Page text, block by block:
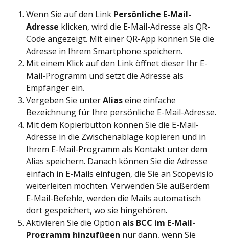
Wenn Sie auf den Link Persönliche E-Mail-
Adresse klicken, wird die E-Mail-Adresse als QR-
Code angezeigt. Mit einer QR-App können Sie die
Adresse in Ihrem Smartphone speichern.
Mit einem Klick auf den Link öffnet dieser Ihr E-
Mail-Programm und setzt die Adresse als
Empfänger ein.
Vergeben Sie unter Alias eine einfache
Bezeichnung für Ihre persönliche E-Mail-Adresse.
Mit dem Kopierbutton können Sie die E-Mail-
Adresse in die Zwischenablage kopieren und in
Ihrem E-Mail-Programm als Kontakt unter dem
Alias speichern. Danach können Sie die Adresse
einfach in E-Mails einfügen, die Sie an Scopevisio
weiterleiten möchten. Verwenden Sie außerdem
E-Mail-Befehle, werden die Mails automatisch
dort gespeichert, wo sie hingehören.
Aktivieren Sie die Option als BCC im E-Mail-
Programm hinzufügen nur dann, wenn Sie